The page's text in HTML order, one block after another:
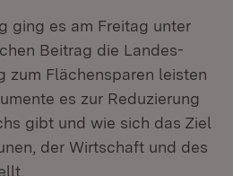
ging es am Freitag unter
Beitrag die Landes-
zum Flächensparen leisten
es zur Reduzierung
gibt und wie sich das Ziel
der Wirtschaft und des